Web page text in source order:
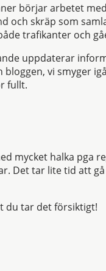
börjar arbetet
och skräp som
trafikanter och
uppdaterar
vi smyger
fullt.
mycket halka pga
Det tar lite tid att
du tar det försiktigt!